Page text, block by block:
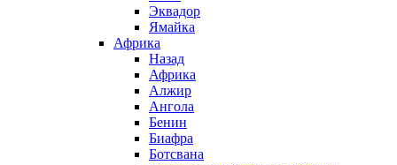
Эквадор
Ямайка
Африка
Назад
Африка
Алжир
Ангола
Бенин
Биафра
Ботсвана